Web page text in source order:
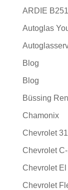
ARDIE
Autoglas
Blog
Blog
Büssing
Chamonix
Chevrolet
Chevrolet
Chevrolet
Chevrolet